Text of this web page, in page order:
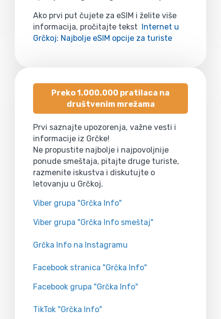
Ako prvi put čujete za eSIM i želite više
informacija, pročitajte tekst Internet u
Grčkoj: Najbolje eSIM opcije za turiste
Preko 1.000.000 pratilaca na
društvenim mrežama
Prvi saznajte upozorenja, važne vesti i
informacije iz Grčke!
Ne propustite najbolje i najpovoljnije
ponude smeštaja, pitajte druge turiste,
razmenite iskustva i diskutujte o
letovanju u Grčkoj.
Viber grupa "Grčka Info"
Viber grupa "Grčka Info smeštaj"
Grčka Info na Instagramu
Facebook stranica "Grčka Info"
Facebook grupa "Grčka Info"
TikTok "Grčka Info"